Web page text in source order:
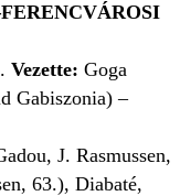
Vezette: Goga
Gabiszonia) –
J. Rasmussen,
63.), Diabaté,